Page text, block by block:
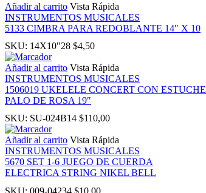
Añadir al carrito Vista Rápida
INSTRUMENTOS MUSICALES
5133 CIMBRA PARA REDOBLANTE 14″ X 10
SKU: 14X10"28 $4,50
Añadir al carrito Vista Rápida
INSTRUMENTOS MUSICALES
1506019 UKELELE CONCERT CON ESTUCHE
PALO DE ROSA 19″
SKU: SU-024B14 $110,00
Añadir al carrito Vista Rápida
INSTRUMENTOS MUSICALES
5670 SET 1-6 JUEGO DE CUERDA
ELECTRICA STRING NIKEL BELL
SKU: 009-04234 $10,00